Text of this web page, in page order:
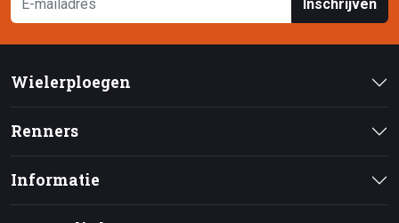
Inschrijven
Wielerploegen
Renners
Informatie